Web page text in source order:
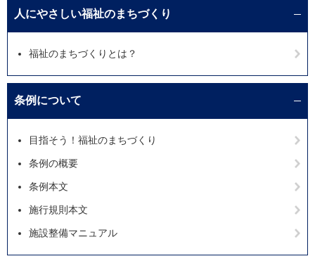
人にやさしい福祉のまちづくり
福祉のまちづくりとは？
条例について
目指そう！福祉のまちづくり
条例の概要
条例本文
施行規則本文
施設整備マニュアル